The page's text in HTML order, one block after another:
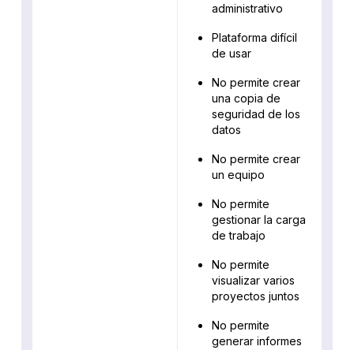
administrativo
Plataforma difícil
de usar
No permite crear
una copia de
seguridad de los
datos
No permite crear
un equipo
No permite
gestionar la carga
de trabajo
No permite
visualizar varios
proyectos juntos
No permite
generar informes